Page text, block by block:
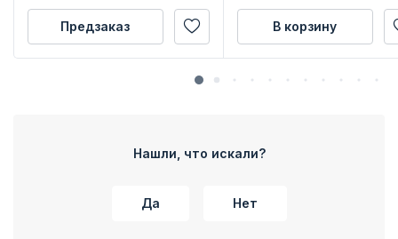
Предзаказ В корзину
Нашли, что искали?
Да Нет